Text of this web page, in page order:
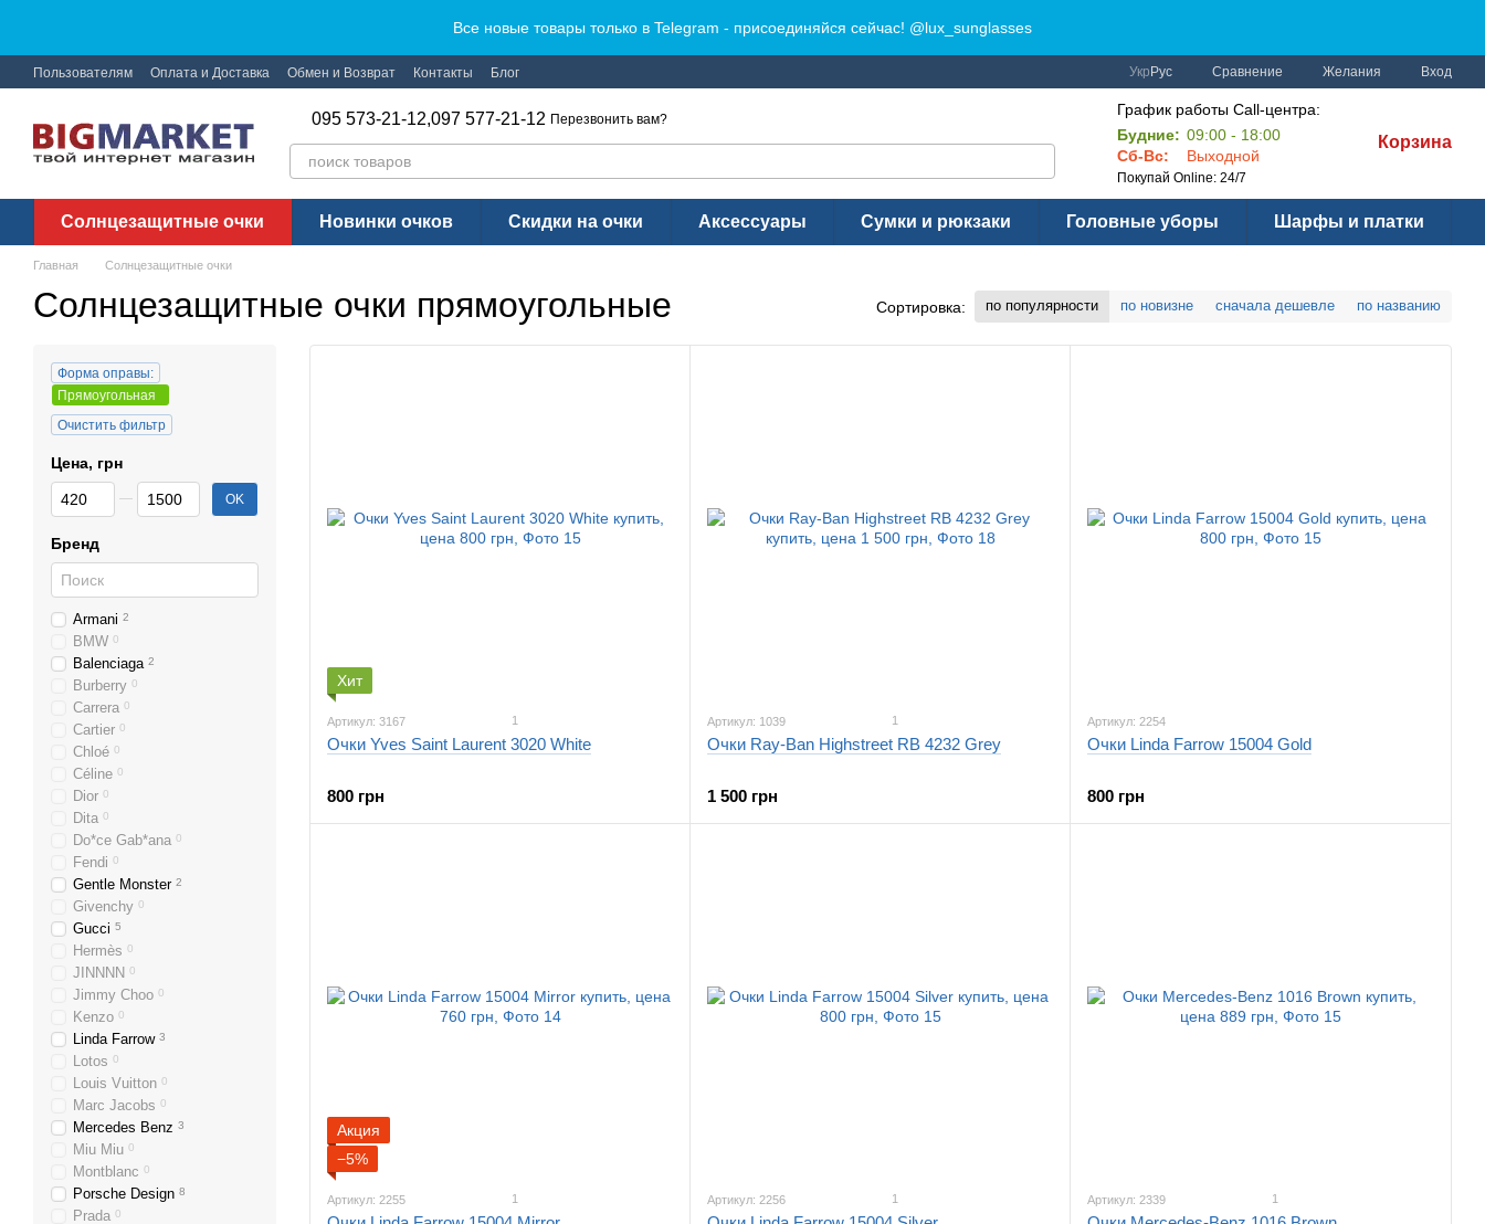
Все новые товары только в Telegram - присоединяйся сейчас! @lux_sunglasses
Пользователям Оплата и Доставка Обмен и Возврат Контакты Блог Укр Рус Сравнение Желания Вход
095 573-21-12,097 577-21-12 Перезвонить вам?
График работы Call-центра:
Будние: 09:00 - 18:00
Сб-Вс:
Выходной
Покупай Online: 24/7
Корзина
Солнцезащитные очки Новинки очков Скидки на очки Аксессуары Сумки и рюкзаки Головные уборы Шарфы и платки
Главная Солнцезащитные очки
Солнцезащитные очки прямоугольные Сортировка: по популярности по новизне сначала дешевле по названию
Хит
Артикул: 3167 1
Очки Yves Saint Laurent 3020 White
800 грн
Артикул: 1039 1
Очки Ray-Ban Highstreet RB 4232 Grey
1 500 грн
Артикул: 2254
Очки Linda Farrow 15004 Gold
800 грн
Акция
−5%
Артикул: 2255 1 Артикул: 2256 1 Артикул: 2339 1
Форма оправы:
Прямоугольная
Очистить фильтр
Цена, грн
От Цена, грн
До Цена, грн OK
Бренд
Armani 2
BMW 0
Balenciaga 2
Burberry 0
Carrera 0
Cartier 0
Chloé 0
Céline 0
Dior 0
Dita 0
Do*ce Gab*ana 0
Fendi 0
Gentle Monster 2
Givenchy 0
Gucci 5
Hermès 0
JINNNN 0
Jimmy Choo 0
Kenzo 0
Linda Farrow 3
Lotos 0
Louis Vuitton 0
Marc Jacobs 0
Mercedes Benz 3
Miu Miu 0
Montblanc 0
Porsche Design 8
Prada 0